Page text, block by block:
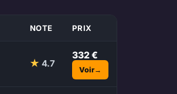
NOTE PRIX
★ 4.7
332 €
Voir